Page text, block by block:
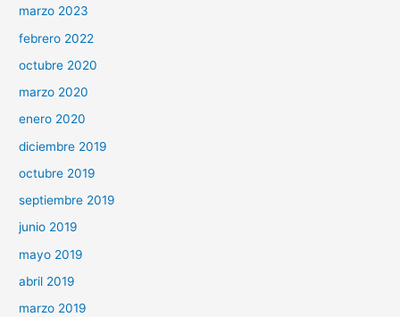
marzo 2023
febrero 2022
octubre 2020
marzo 2020
enero 2020
diciembre 2019
octubre 2019
septiembre 2019
junio 2019
mayo 2019
abril 2019
marzo 2019